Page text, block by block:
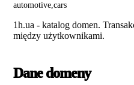
automotive,cars
1h.ua - katalog domen.
między użytkownikami.
Dane domeny